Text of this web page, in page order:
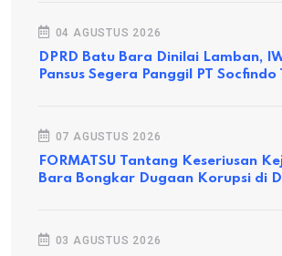
04 AGUSTUS 2026
DPRD Batu Bara Dinilai Lamban,
Pansus Segera Panggil PT Socfindo
07 AGUSTUS 2026
FORMATSU Tantang Keseriusan
Bara Bongkar Dugaan Korupsi di
03 AGUSTUS 2026